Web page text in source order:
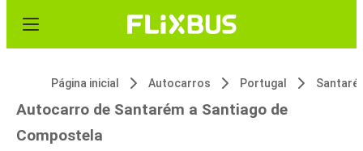
Página inicial Autocarros Portugal
Autocarro de Santarém a Santiago de
Compostela